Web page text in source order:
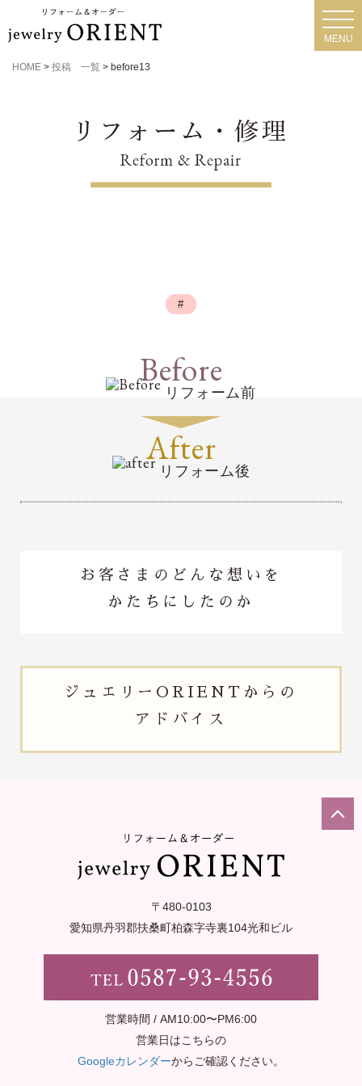
MENU
HOME > 投稿 一覧 > before13
#
Before
リフォーム前
After
リフォーム後
お客さまのどんな想いを
かたちにしたのか
ジュエリー ORIENTからの
アドバイス
〒480-0103
愛知県丹羽郡扶桑町柏森字寺裏104光和ビル
営業時間 / AM10:00〜PM6:00
営業日はこちらの
Googleカレンダーからご確認ください。